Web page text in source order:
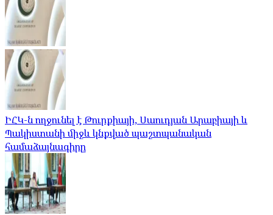
ԻՀԿ-ն ողջունել է Թուրքիայի, Սաուդյան Արաբիայի և
Պակիստանի միջև կնքված պաշտպանական
համաձայնագիրը